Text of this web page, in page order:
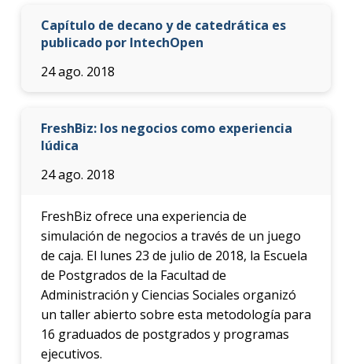
Capítulo de decano y de catedrática es
publicado por IntechOpen
24 ago. 2018
FreshBiz: los negocios como experiencia
lúdica
24 ago. 2018
FreshBiz ofrece una experiencia de
simulación de negocios a través de un juego
de caja. El lunes 23 de julio de 2018, la Escuela
de Postgrados de la Facultad de
Administración y Ciencias Sociales organizó
un taller abierto sobre esta metodología para
16 graduados de postgrados y programas
ejecutivos.